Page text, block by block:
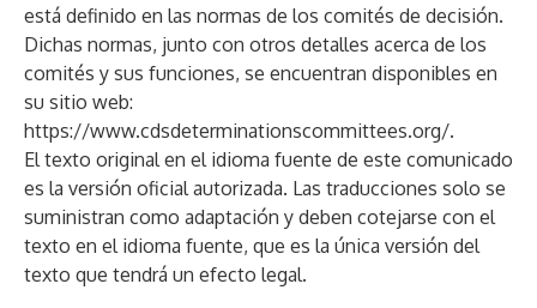
está definido en las normas de los comités de decisión.
Dichas normas, junto con otros detalles acerca de los
comités y sus funciones, se encuentran disponibles en
su sitio web:
https://www.cdsdeterminationscommittees.org/.
El texto original en el idioma fuente de este comunicado
es la versión oficial autorizada. Las traducciones solo se
suministran como adaptación y deben cotejarse con el
texto en el idioma fuente, que es la única versión del
texto que tendrá un efecto legal.